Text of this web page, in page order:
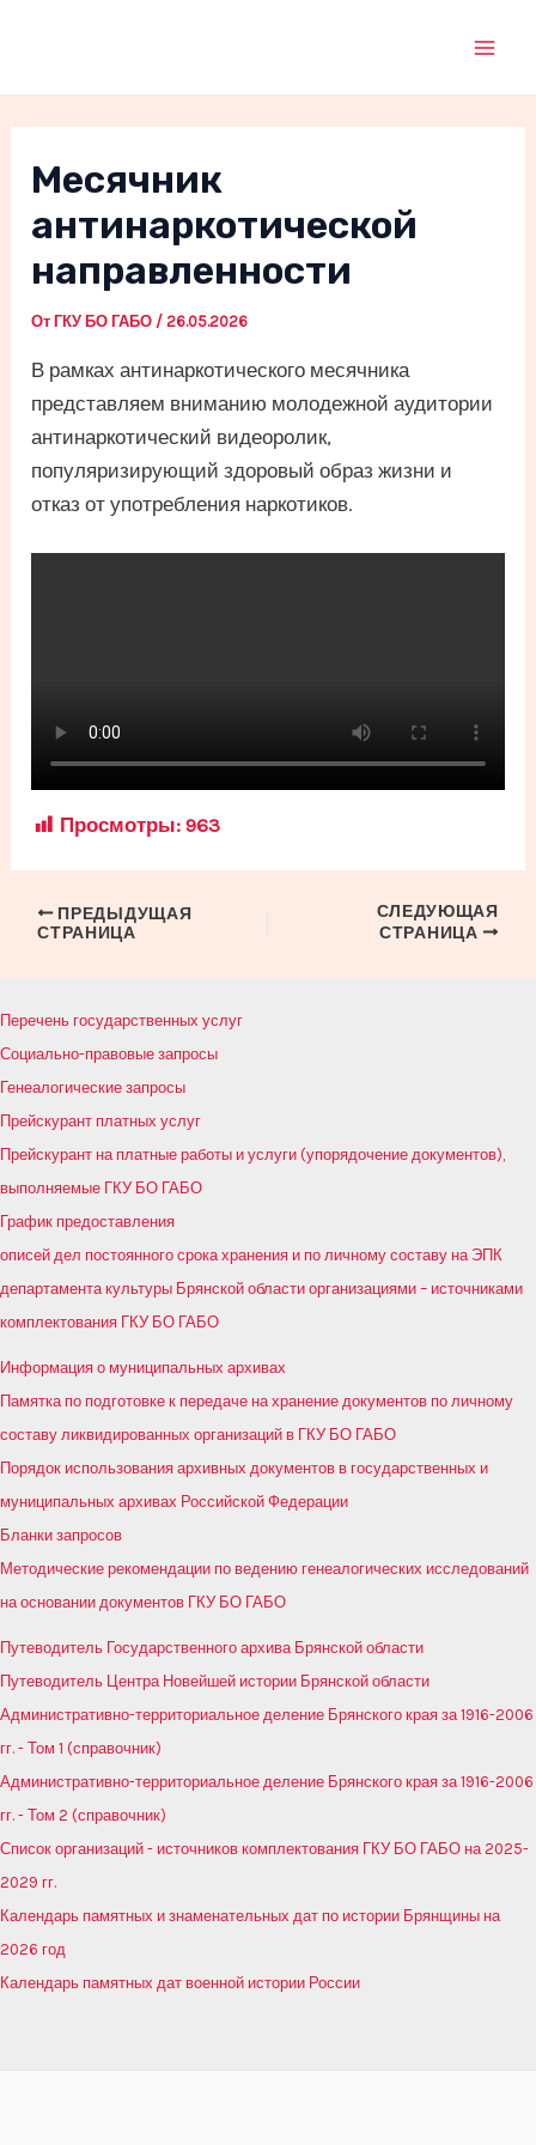
Месячник
антинаркотической
направленности
От ГКУ БО ГАБО /26.05.2026
В рамках антинаркотического месячника
представляем вниманию молодежной аудитории
антинаркотический видеоролик,
популяризирующий здоровый образ жизни и
отказ от употребления наркотиков.
Просмотры: 963
Навигация
ПРЕДЫДУЩАЯ
СТРАНИЦА
СЛЕДУЮЩАЯ
СТРАНИЦА
Перечень государственных услуг
Социально-правовые запросы
Генеалогические запросы
Прейскурант платных услуг
Прейскурант на платные работы и услуги (упорядочение документов),
выполняемые ГКУ БО ГАБО
График предоставления
описей дел постоянного срока хранения и по личному составу на ЭПК
департамента культуры Брянской области организациями – источниками
комплектования ГКУ БО ГАБО
Информация о муниципальных архивах
Памятка по подготовке к передаче на хранение документов по личному
составу ликвидированных организаций в ГКУ БО ГАБО
Порядок использования архивных документов в государственных и
муниципальных архивах Российской Федерации
Бланки запросов
Методические рекомендации по ведению генеалогических исследований
на основании документов ГКУ БО ГАБО
Путеводитель Государственного архива Брянской области
Путеводитель Центра Новейшей истории Брянской области
Административно-территориальное деление Брянского края за 1916-2006
гг. - Том 1 (справочник)
Административно-территориальное деление Брянского края за 1916-2006
гг. - Том 2 (справочник)
Список организаций - источников комплектования ГКУ БО ГАБО на 2025-
2029 гг.
Календарь памятных и знаменательных дат по истории Брянщины на
2026 год
Календарь памятных дат военной истории России